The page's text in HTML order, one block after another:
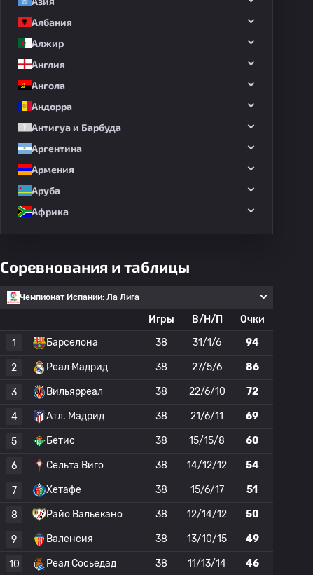
Албания
Алжир
Англия
Ангола
Андорра
Антигуа и Барбуда
Аргентина
Армения
Аруба
Африка
Соревнования и таблицы
Чемпионат Испании: Ла Лига
Игры В/Н/П
Очки
1
Барселона 38 31/1/6 94
2 Реал Мадрид 38 27/5/6 86
3 Вильярреал 38 22/6/10 72
4 Атл. Мадрид 38 21/6/11 69
5 Бетис 38 15/15/8 60
6 Сельта Виго 38 14/12/12 54
7 Хетафе 38 15/6/17 51
8 Райо Вальекано 38 12/14/12 50
9 Валенсия 38 13/10/15 49
10 Реал Сосьедад 38 11/13/14 46